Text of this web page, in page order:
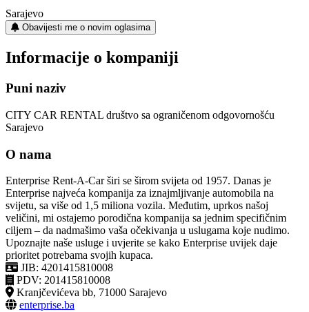
Sarajevo
Obavijesti me o novim oglasima
Informacije o kompaniji
Puni naziv
CITY CAR RENTAL društvo sa ograničenom odgovornošću
Sarajevo
O nama
Enterprise Rent-A-Car širi se širom svijeta od 1957. Danas je
Enterprise najveća kompanija za iznajmljivanje automobila na
svijetu, sa više od 1,5 miliona vozila. Međutim, uprkos našoj
veličini, mi ostajemo porodična kompanija sa jednim specifičnim
ciljem – da nadmašimo vaša očekivanja u uslugama koje nudimo.
Upoznajte naše usluge i uvjerite se kako Enterprise uvijek daje
prioritet potrebama svojih kupaca.
JIB: 4201415810008
PDV: 201415810008
Kranjčevićeva bb, 71000 Sarajevo
enterprise.ba